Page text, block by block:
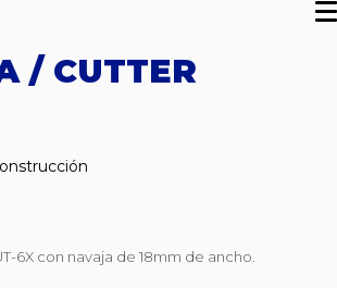
/ CUTTER
6X con navaja de 18mm de ancho.